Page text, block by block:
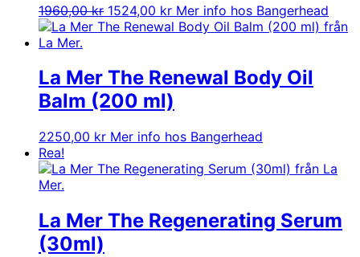
1960,00kr Det
ursprungliga
1960,00 kr.
1524,00 krDet
nuvarande
1524,00 kr.
Mer info hos Bangerhead
La Mer The Renewal Body Oil
Balm (200 ml)
2250,00 kr Mer info hos Bangerhead
Rea!
La Mer The Regenerating Serum
(30ml)